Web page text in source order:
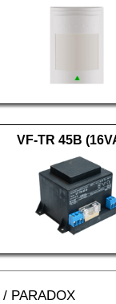
VF-TR 45B
/ PARADOX